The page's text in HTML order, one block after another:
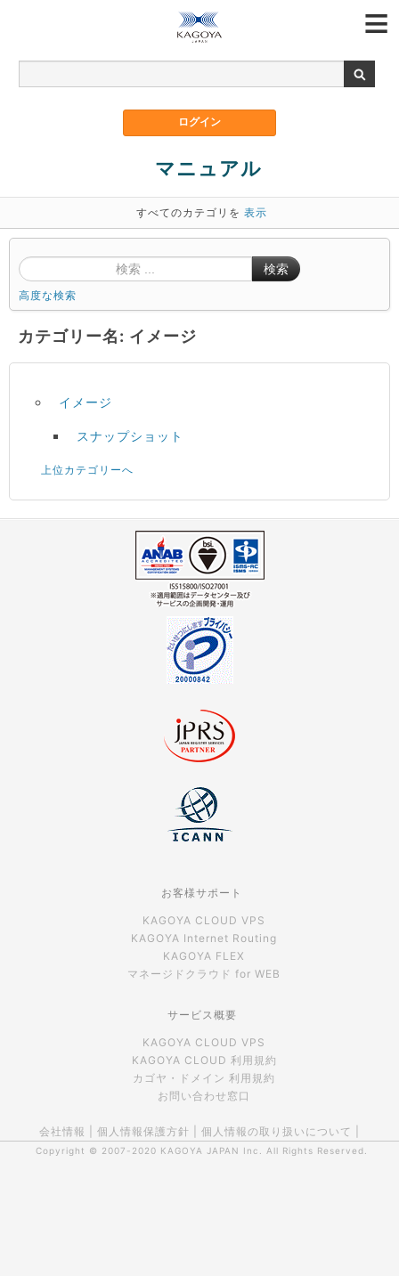
マニュアル
すべてのカテゴリを 表示
検索
高度な検索
カテゴリー名: イメージ
イメージ
スナップショット
上位カテゴリーへ
お客様サポート
KAGOYA CLOUD VPS
KAGOYA Internet Routing
KAGOYA FLEX
マネージドクラウド for WEB
サービス概要
KAGOYA CLOUD VPS
KAGOYA CLOUD 利用規約
カゴヤ・ドメイン 利用規約
お問い合わせ窓口
会社情報 個人情報保護方針 個人情報の取り扱いについて
Copyright © 2007-2020 KAGOYA JAPAN Inc. All Rights Reserved.